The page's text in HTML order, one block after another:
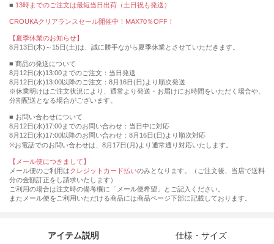
13時までのご注文は最短当日出荷（土日祝も発送）
CROUKAクリアランスセール開催中！MAX70％OFF！
【夏季休業のお知らせ】
8月13日(木)～15日(土)は、誠に勝手ながら夏季休業とさせていただきます。
■ 商品の発送について
8月12日(水)13:00までのご注文：当日発送
8月12日(水)13:00以降のご注文：8月16日(日)より順次発送
※休業明けはご注文状況により、通常より発送・お届けにお時間をいただく場合や、
分割配送となる場合がございます。
■ お問い合わせについて
8月12日(水)17:00までのお問い合わせ：当日中に対応
8月12日(水)17:00以降のお問い合わせ：8月16日(日)より順次対応
※お電話でのお問い合わせは、8月17日(月)より通常通り対応いたします。
【メール便につきまして】
メール便のご利用はクレジットカード払いのみとなります。（ご注文後、当店で送料
分の金額訂正をし請求いたします）
ご利用の場合は注文時の備考欄に「メール便希望」とご記入ください。
またメール便をご利用いただける商品には商品ページ下部に記載しております。
アイテム説明 仕様・サイズ